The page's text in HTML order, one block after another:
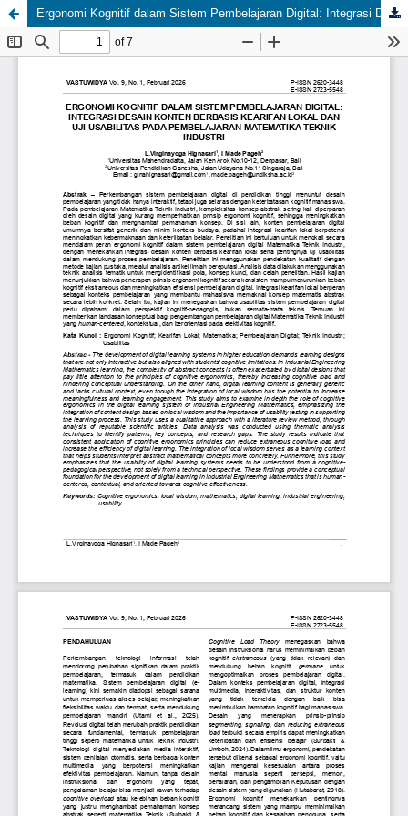
Ergonomi Kognitif dalam Sistem Pembelajaran Digital: Integrasi Desain Konten Berbasis Kearifan Lokal dan Uji Usabilitas pada Pembelajaran Matematika Teknik Industri